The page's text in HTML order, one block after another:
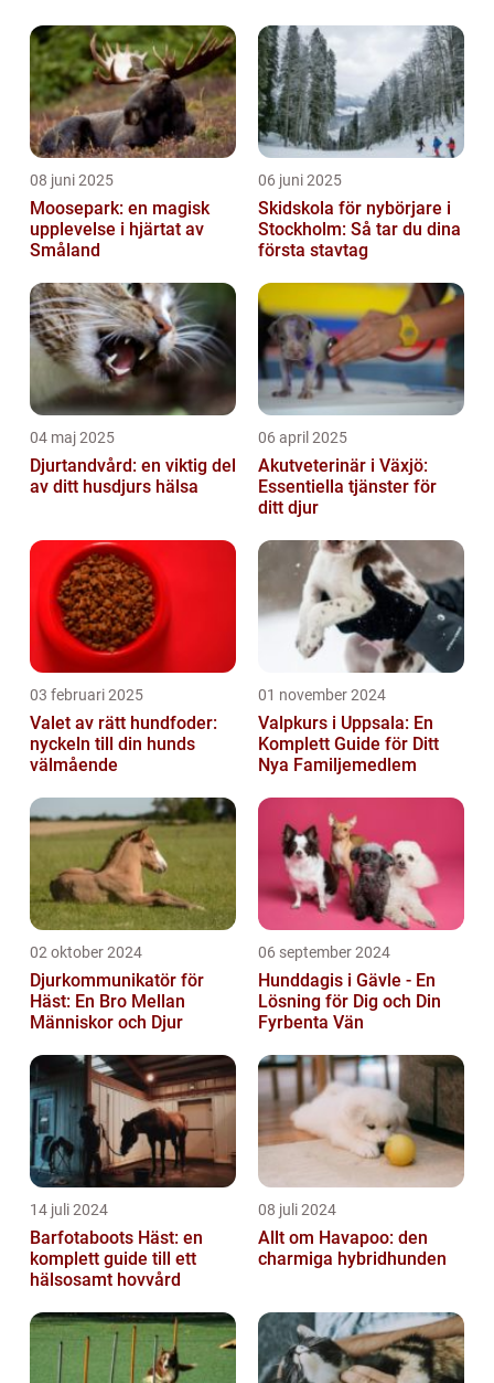
08 juni 2025
Moosepark: en magisk
upplevelse i hjärtat av
Småland
06 juni 2025
Skidskola för nybörjare i
Stockholm: Så tar du dina
första stavtag
04 maj 2025
Djurtandvård: en viktig del
av ditt husdjurs hälsa
06 april 2025
Akutveterinär i Växjö:
Essentiella tjänster för
ditt djur
03 februari 2025
Valet av rätt hundfoder:
nyckeln till din hunds
välmående
01 november 2024
Valpkurs i Uppsala: En
Komplett Guide för Ditt
Nya Familjemedlem
02 oktober 2024
Djurkommunikatör för
Häst: En Bro Mellan
Människor och Djur
06 september 2024
Hunddagis i Gävle - En
Lösning för Dig och Din
Fyrbenta Vän
14 juli 2024
Barfotaboots Häst: en
komplett guide till ett
hälsosamt hovvård
08 juli 2024
Allt om Havapoo: den
charmiga hybridhunden